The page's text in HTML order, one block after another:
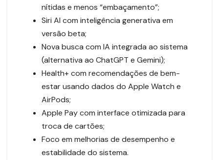
nítidas e menos “embaçamento”;
Siri AI com inteligência generativa em
versão beta;
Nova busca com IA integrada ao sistema
(alternativa ao ChatGPT e Gemini);
Health+ com recomendações de bem-
estar usando dados do Apple Watch e
AirPods;
Apple Pay com interface otimizada para
troca de cartões;
Foco em melhorias de desempenho e
estabilidade do sistema.